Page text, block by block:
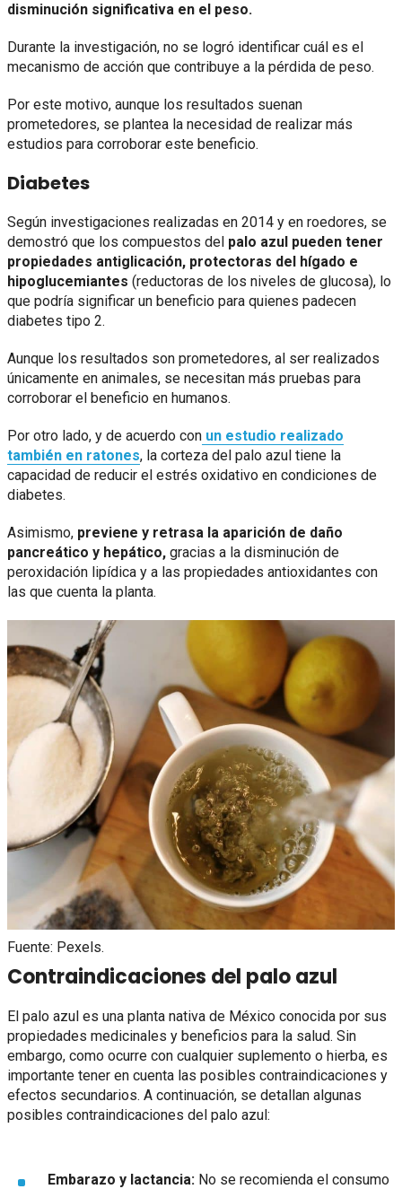
disminución significativa en el peso.
Durante la investigación, no se logró identificar cuál es el
mecanismo de acción que contribuye a la pérdida de peso.
Por este motivo, aunque los resultados suenan
prometedores, se plantea la necesidad de realizar más
estudios para corroborar este beneficio.
Diabetes
Según investigaciones realizadas en 2014 y en roedores, se
demostró que los compuestos del palo azul pueden tener
propiedades antiglicación, protectoras del hígado e
hipoglucemiantes (reductoras de los niveles de glucosa), lo
que podría significar un beneficio para quienes padecen
diabetes tipo 2.
Aunque los resultados son prometedores, al ser realizados
únicamente en animales, se necesitan más pruebas para
corroborar el beneficio en humanos.
Por otro lado, y de acuerdo con un estudio realizado
también en ratones, la corteza del palo azul tiene la
capacidad de reducir el estrés oxidativo en condiciones de
diabetes.
Asimismo, previene y retrasa la aparición de daño
pancreático y hepático, gracias a la disminución de
peroxidación lipídica y a las propiedades antioxidantes con
las que cuenta la planta.
Fuente: Pexels.
Contraindicaciones del palo azul
El palo azul es una planta nativa de México conocida por sus
propiedades medicinales y beneficios para la salud. Sin
embargo, como ocurre con cualquier suplemento o hierba, es
importante tener en cuenta las posibles contraindicaciones y
efectos secundarios. A continuación, se detallan algunas
posibles contraindicaciones del palo azul:
Embarazo y lactancia: No se recomienda el consumo